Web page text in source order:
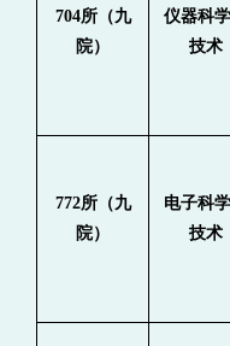
704所（九
院）
仪器科
技术
772所（九
院）
电子科
技术